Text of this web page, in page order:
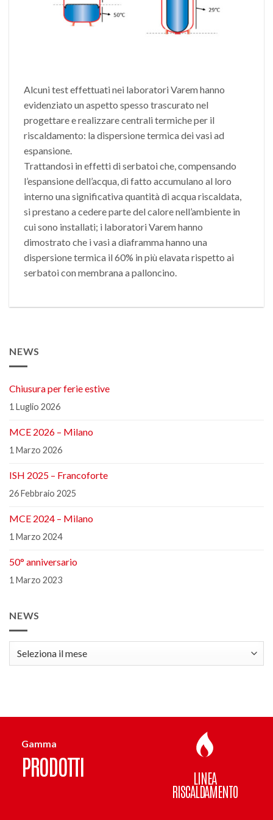
Alcuni test effettuati nei laboratori Varem hanno
evidenziato un aspetto spesso trascurato nel
progettare e realizzare centrali termiche per il
riscaldamento: la dispersione termica dei vasi ad
espansione.
Trattandosi in effetti di serbatoi che, compensando
l’espansione dell’acqua, di fatto accumulano al loro
interno una significativa quantità di acqua riscaldata,
si prestano a cedere parte del calore nell’ambiente in
cui sono installati; i laboratori Varem hanno
dimostrato che i vasi a diaframma hanno una
dispersione termica il 60% in più elavata rispetto ai
serbatoi con membrana a palloncino.
NEWS
Chiusura per ferie estive
1 Luglio 2026
MCE 2026 – Milano
1 Marzo 2026
ISH 2025 – Francoforte
26 Febbraio 2025
MCE 2024 – Milano
1 Marzo 2024
50° anniversario
1 Marzo 2023
NEWS
Gamma
PRODOTTI LINEA
RISCALDAMENTO